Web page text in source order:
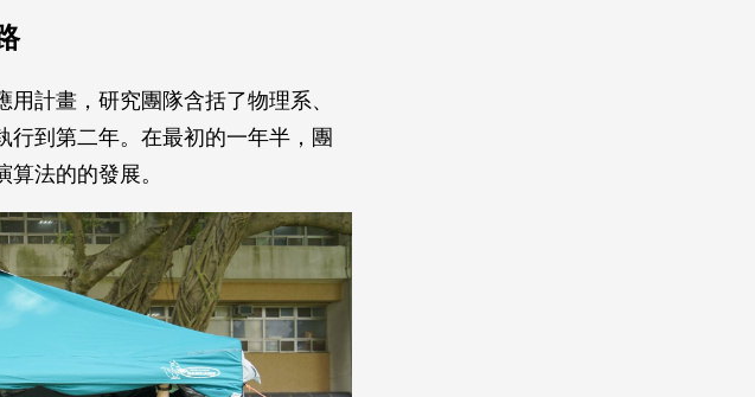
計畫，研究團隊含括了物理系、
到第二年。在最初的一年半，團
法的的發展。